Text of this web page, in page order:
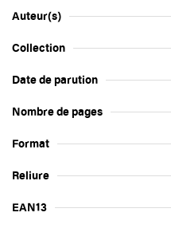
Auteur(s)
Collection
Date de parution
Nombre de pages
Format
Reliure
EAN13